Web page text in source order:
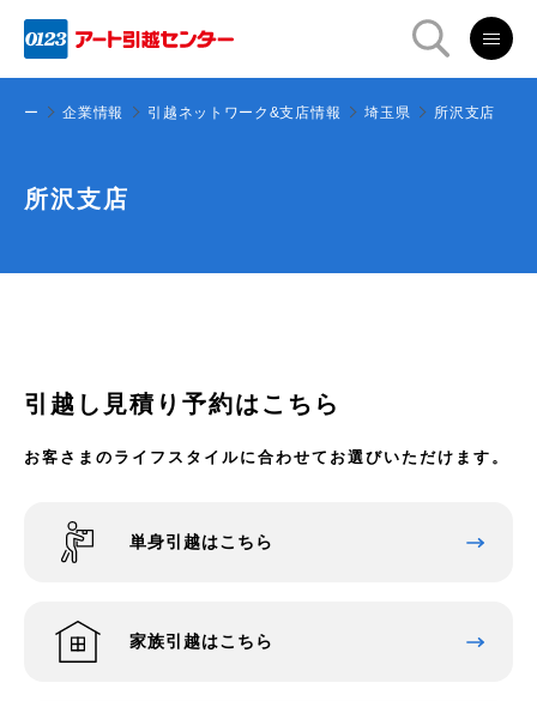
ター 企業情報 引越ネットワーク&支店情報 埼玉県 所沢支店
所沢支店
引越し見積り予約はこちら
お客さまのライフスタイルに合わせてお選びいただけます。
単身引越はこちら
家族引越はこちら